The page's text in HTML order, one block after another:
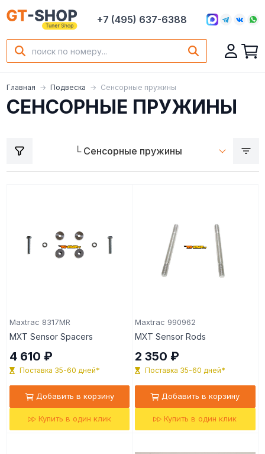
+7 (495) 637-6388
Главная Подвеска Сенсорные пружины
СЕНСОРНЫЕ ПРУЖИНЫ
Maxtrac 8317MR
MXT Sensor Spacers
4 610 ₽
Поставка 35-60 дней*
Добавить в корзину
Купить в один клик
Maxtrac 990962
MXT Sensor Rods
2 350 ₽
Поставка 35-60 дней*
Добавить в корзину
Купить в один клик